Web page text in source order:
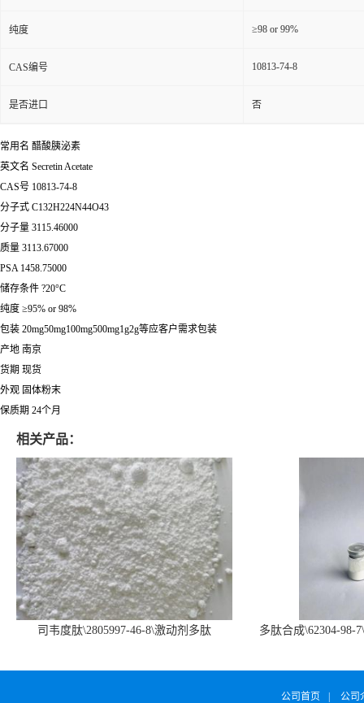
纯度 ≥98 or 99%
CAS编号 10813-74-8
是否进口 否
常用名 醋酸胰泌素
英文名 Secretin Acetate
CAS号 10813-74-8
分子式 C132H224N44O43
分子量 3115.46000
质量 3113.67000
PSA 1458.75000
储存条件 ?20°C
纯度 ≥95% or 98%
包装 20mg50mg100mg500mg1g2g等应客户需求包装
产地 南京
货期 现货
外观 固体粉末
保质期 24个月
相关产品：
司韦度肽\2805997-46-8\激动剂多肽
多肽合成\62304-98-
公司首页
公司